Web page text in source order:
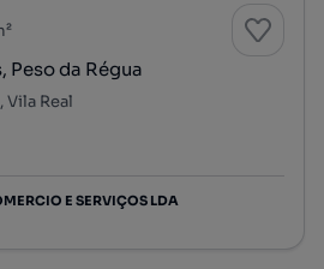
Peso da Régua
Vila Real
E SERVIÇOS LDA